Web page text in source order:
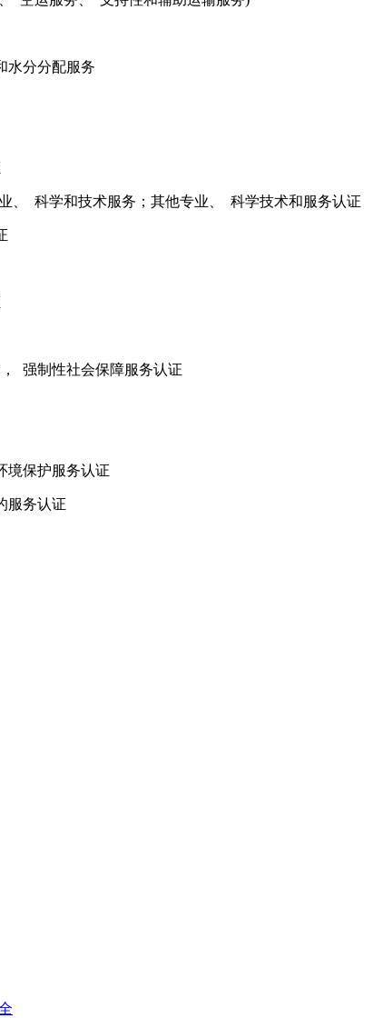
水分分配服务
、 科学和技术服务；其他专业、 科学技术和服务认证
强制性社会保障服务认证
境保护服务认证
服务认证